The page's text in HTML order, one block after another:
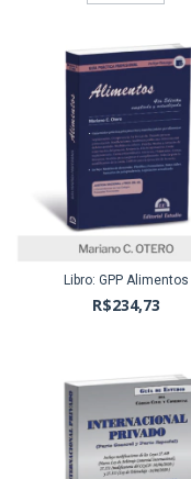
Libro: GPP Alimentos
R$234,73